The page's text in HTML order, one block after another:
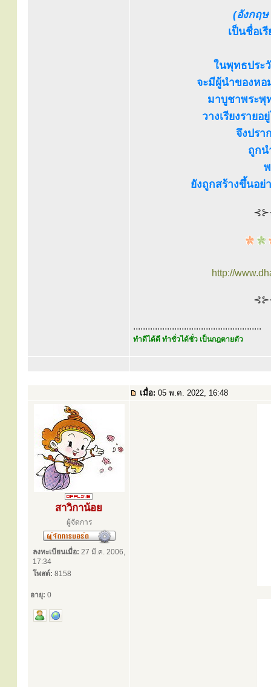
(อังกฤษ
เป็นชื่อเ
ในพุทธประ
จะมีผู้นำของหอ
มาบูชาพระพุ
วางเรียงราย
จึงปรา
ถูกน
ยังถูกสร้างขึ้นอย่
http://
.....................................................
ทำดีได้ดี ทำชั่วได้ชั่ว เป็นกฎตายตัว
เมื่อ: 05 พ.ค. 2022, 16:48
สาวิกาน้อย
ผู้จัดการ
ลงทะเบียนเมื่อ: 27 มี.ค. 2006,
17:34
โพสต์: 8158
อายุ: 0